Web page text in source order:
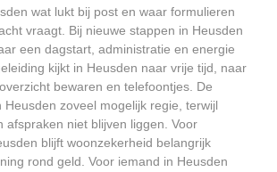
wat lukt bij post en waar formulieren
vraagt. Bij nieuwe stappen in Heusden
een dagstart, administratie en energie
kijkt in Heusden naar vrije tijd, naar
bewaren en telefoontjes. De
Heusden zoveel mogelijk regie, terwijl
afspraken niet blijven liggen. Voor
blijft woonzekerheid belangrijk
rond geld. Voor iemand in Heusden